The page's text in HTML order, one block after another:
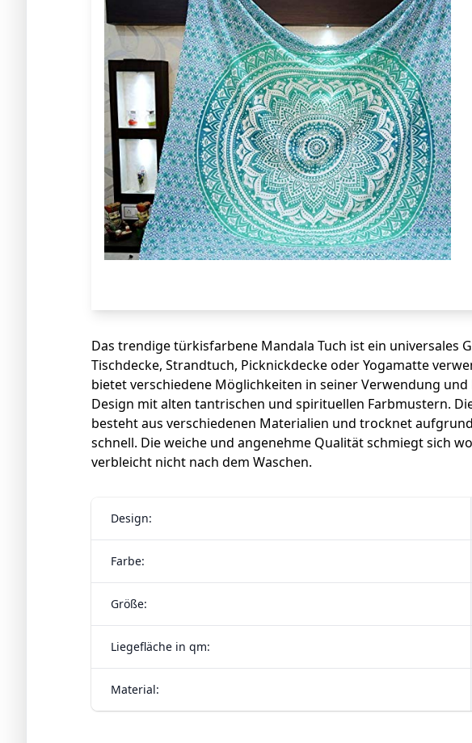
Das trendige türkisfarbene Mandala Tuch ist ein universales
Tischdecke, Strandtuch, Picknickdecke oder Yogamatte
bietet verschiedene Möglichkeiten in seiner Verwendung
Design mit alten tantrischen und spirituellen Farbmustern.
besteht aus verschiedenen Materialien und trocknet
schnell. Die weiche und angenehme Qualität schmiegt sich
verbleicht nicht nach dem Waschen.
Design:
Farbe:
Größe:
Liegefläche in qm:
Material: